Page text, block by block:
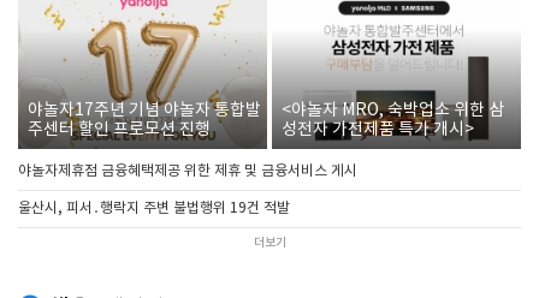
야놀자17주년 기념 야놀자 통합발
주센터 할인 프로모션 진행
<야놀자 MRO, 숙박업소 위한 삼
성전자 가전제품 특가 개시>
야놀자제휴점 금융혜택제공 위한 제휴 및 금융서비스 게시
울산시, 피서․행락지 주변 불법행위 19건 적발
더보기